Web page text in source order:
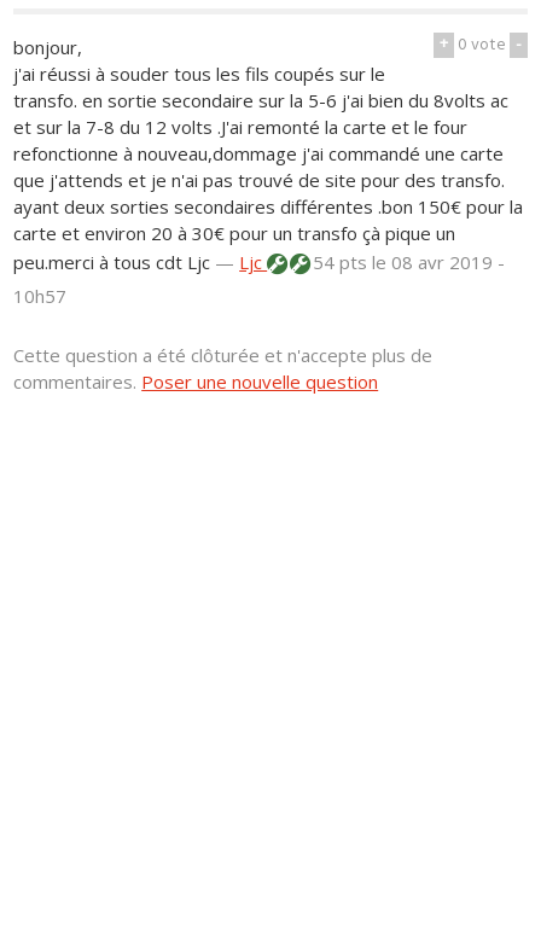
+ 0vote -
bonjour,
j'ai réussi à souder tous les fils coupés sur le
transfo. en sortie secondaire sur la 5-6 j'ai bien du 8volts ac
et sur la 7-8 du 12 volts .J'ai remonté la carte et le four
refonctionne à nouveau,dommage j'ai commandé une carte
que j'attends et je n'ai pas trouvé de site pour des transfo.
ayant deux sorties secondaires différentes .bon 150€ pour la
carte et environ 20 à 30€ pour un transfo çà pique un
peu.merci à tous cdt Ljc — Ljc 54 ptsle 08 avr 2019 -
10h57
Cette question a été clôturée et n'accepte plus de
commentaires. Poser une nouvelle question